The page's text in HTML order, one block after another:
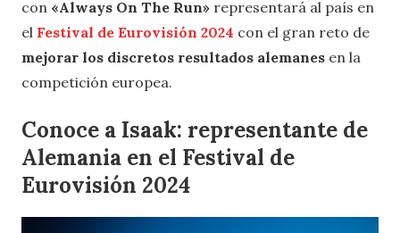
con «Always On The Run» representará al país en
el Festival de Eurovisión 2024 con el gran reto de
mejorar los discretos resultados alemanes en la
competición europea.
Conoce a Isaak: representante de
Alemania en el Festival de
Eurovisión 2024